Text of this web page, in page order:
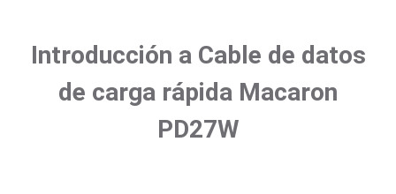
Introducción a Cable de datos
de carga rápida Macaron
PD27W